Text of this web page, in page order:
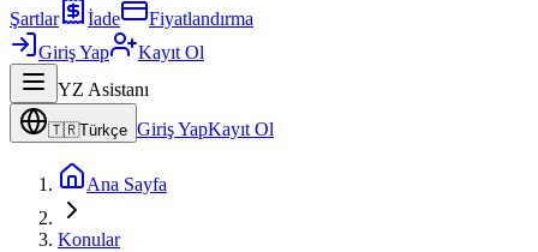
Şartlar
İade
Fiyatlandırma
Giriş Yap
Kayıt Ol
YZ Asistanı
🇹🇷Türkçe Giriş YapKayıt Ol
Ana Sayfa
Konular